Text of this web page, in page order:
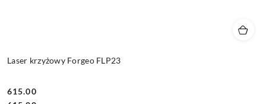
Laser krzyżowy Forgeo FLP23
615.00